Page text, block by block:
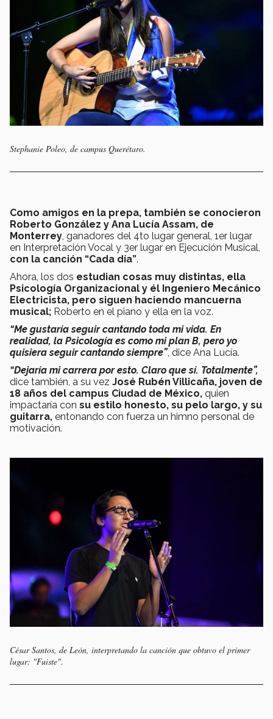
Stephanie Poleo, de campus Querétaro.
Como amigos en la prepa, también se conocieron
Roberto González y Ana Lucía Assam, de
Monterrey, ganadores del 4to lugar general, 1er lugar
en Interpretación Vocal y 3er lugar en Ejecución Musical,
con la canción “Cada día”.
Ahora, los dos estudian cosas muy distintas, ella
Psicología Organizacional y él Ingeniero Mecánico
Electricista, pero siguen haciendo mancuerna
musical; Roberto en el piano y ella en la voz.
“Me gustaría seguir cantando toda mi vida. En
realidad, la Psicología es como mi plan B, pero yo
quisiera seguir cantando siempre”, dice Ana Lucía.
“Dejaría mi carrera por esto. Claro que sí. Totalmente”,
dice también, a su vez José Rubén Villicaña, joven de
18 años del campus Ciudad de México, quien
impactaría con su estilo honesto, su pelo largo, y su
guitarra, entonando con fuerza un himno personal de
motivación.
César Santos, de León, interpretando la canción que obtuvo el primer
lugar: "Fuiste".